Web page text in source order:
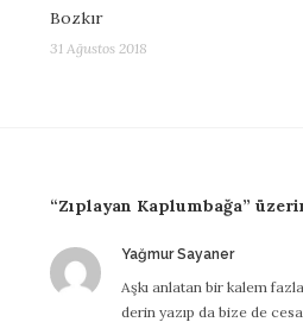
Bozkır
31 Ağustos 2018
“Zıplayan Kaplumbağa”
Yağmur Sayanerdedi
ki:
Aşkı anlatan bir kalem
derin yazıp da bize de